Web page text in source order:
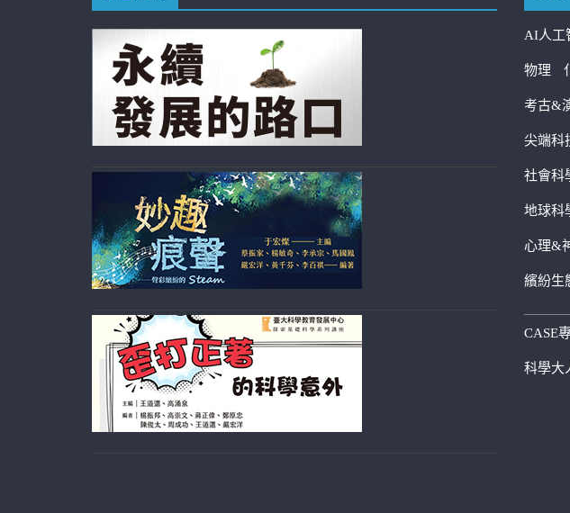
AI人工
物理
考古&
尖端科
社會科
地球科
心理&
繽紛
CASE
科學大